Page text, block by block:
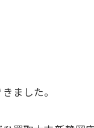
ました。